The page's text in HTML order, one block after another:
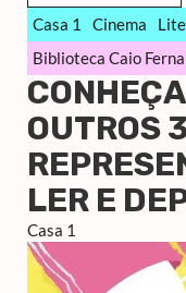
Casa 1
Cinema
Biblioteca Caio
OUTROS
LER E
Casa 1